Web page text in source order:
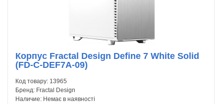
Корпус Fractal Design Define 7 White Solid
(FD-C-DEF7A-09)
Код товару: 13965
Бренд: Fractal Design
Наличие: Немає в наявності